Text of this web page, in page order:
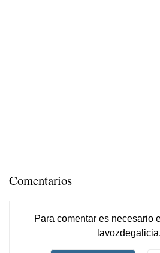
Comentarios
Para comentar es necesario